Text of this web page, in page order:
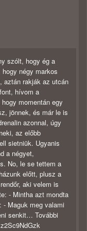
szólt, hogy ég a
négy markos
aztán rakják az utcán
hívom a
momentán egy
jönnek, és már le is
azonnal, úgy
az előbb
sietniük. Ugyanis
a négyet,
No, le se tettem a
előtt, plusz a
aki velem is
- Mintha azt mondta
- Maguk meg valami
senkit… További